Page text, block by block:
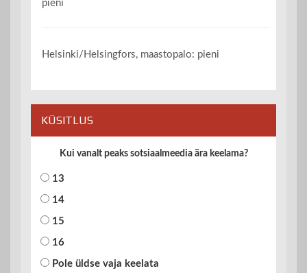
pieni
Helsinki/Helsingfors, maastopalo: pieni
KÜSITLUS
Kui vanalt peaks sotsiaalmeedia ära keelama?
13
14
15
16
Pole üldse vaja keelata